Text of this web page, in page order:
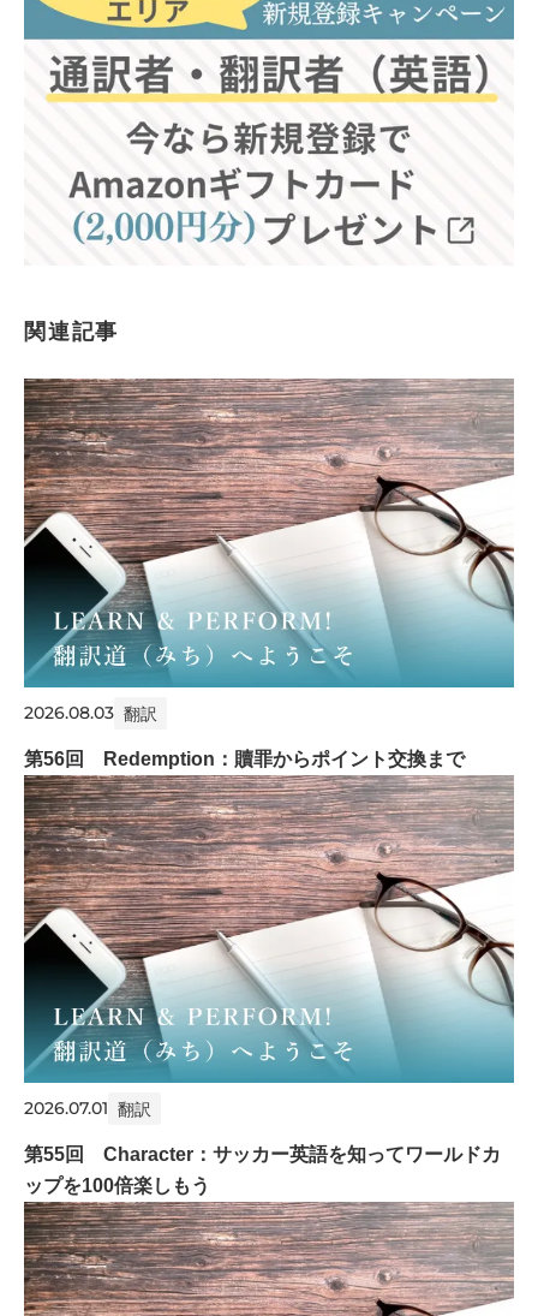
関連記事
2026.08.03 翻訳
第56回 Redemption：贖罪からポイント交換まで
2026.07.01 翻訳
第55回 Character：サッカー英語を知ってワールドカ
ップを100倍楽しもう